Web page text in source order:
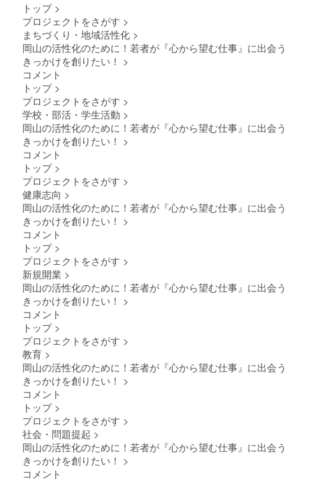
トップ >
プロジェクトをさがす >
まちづくり・地域活性化 >
岡山の活性化のために！若者が『心から望む仕事』に出会う
きっかけを創りたい！ >
コメント
トップ >
プロジェクトをさがす >
学校・部活・学生活動 >
岡山の活性化のために！若者が『心から望む仕事』に出会う
きっかけを創りたい！ >
コメント
トップ >
プロジェクトをさがす >
健康志向 >
岡山の活性化のために！若者が『心から望む仕事』に出会う
きっかけを創りたい！ >
コメント
トップ >
プロジェクトをさがす >
新規開業 >
岡山の活性化のために！若者が『心から望む仕事』に出会う
きっかけを創りたい！ >
コメント
トップ >
プロジェクトをさがす >
教育 >
岡山の活性化のために！若者が『心から望む仕事』に出会う
きっかけを創りたい！ >
コメント
トップ >
プロジェクトをさがす >
社会・問題提起 >
岡山の活性化のために！若者が『心から望む仕事』に出会う
きっかけを創りたい！ >
コメント